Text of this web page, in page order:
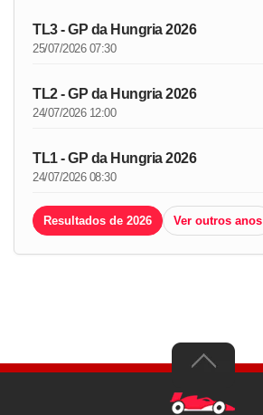
TL3 - GP da Hungria 2026
25/07/2026 07:30
TL2 - GP da Hungria 2026
24/07/2026 12:00
TL1 - GP da Hungria 2026
24/07/2026 08:30
Resultados de 2026 Ver outros anos